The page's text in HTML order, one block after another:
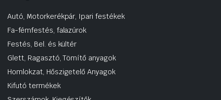
Autó, Motorkerékpár, Ipari festékek
Fa-fémfestés, falazúrok
Festés, Bel. és kültér
Glett, Ragasztó, Tömítő anyagok
Homlokzat, Hőszigetelő Anyagok
Kifutó termékek